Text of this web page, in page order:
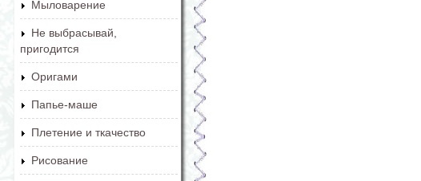
Мыловарение
Не выбрасывай,
пригодится
Оригами
Папье-маше
Плетение и ткачество
Рисование